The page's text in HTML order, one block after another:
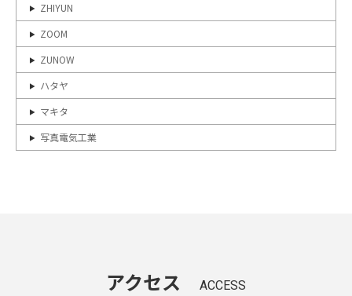
ZHIYUN
ZOOM
ZUNOW
ハタヤ
マキタ
写真電気工業
アクセス ACCESS